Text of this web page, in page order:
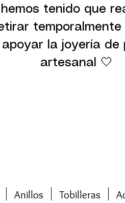
tenido que
temporalmente
la joyería
artesanal 🤍
Anillos Tobilleras